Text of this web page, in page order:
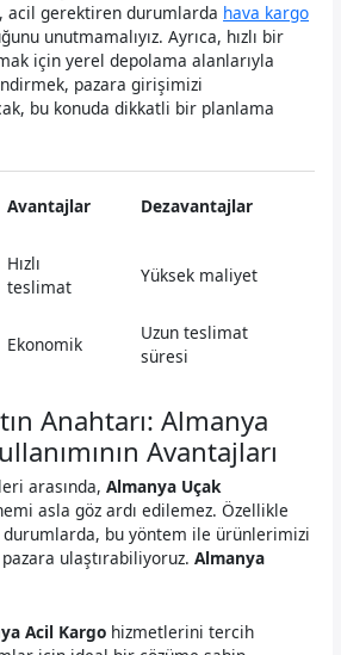
acil gerektiren durumlarda hava kargo
unutmamalıyız. Ayrıca, hızlı bir
için yerel depolama alanlarıyla
pazara girişimizi
bu konuda dikkatli bir planlama
Avantajlar Dezavantajlar
Hızlı
teslimat
Yüksek maliyet
Ekonomik
Uzun teslimat
süresi
Anahtarı: Almanya
Avantajları
arasında,Almanya Uçak
asla göz ardı edilemez. Özellikle
durumlarda, bu yöntem ile ürünlerimizi
pazara ulaştırabiliyoruz.Almanya
Acil Kargo hizmetlerini tercih